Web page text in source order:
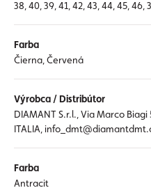
38, 40, 39, 41, 42, 43, 44, 45, 46,
Farba
Čierna, Červená
Výrobca / Distribútor
DIAMANT S.r.l., Via Marco
ITALIA,
Farba
Antracit